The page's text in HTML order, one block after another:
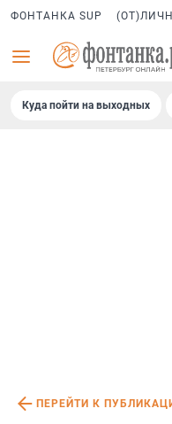
ФОНТАНКА SUP
Куда пойти на выходных
ПЕРЕЙТИ К